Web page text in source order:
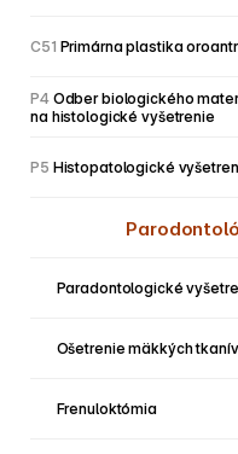
C51 Primárna plastika
P4 Odber biologického
na histologické vyšetrenie
P5 Histopatologické
Paradontologické
Ošetrenie mäkkých
Frenuloktómia